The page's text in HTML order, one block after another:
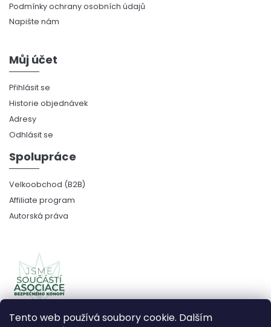
Tento web používá soubory cookie. Dalším
Podmínky ochrany osobních údajů
Napište nám
Můj účet
Přihlásit se
Historie objednávek
Adresy
Odhlásit se
Spolupráce
Velkoobchod (B2B)
Affiliate program
Autorská práva